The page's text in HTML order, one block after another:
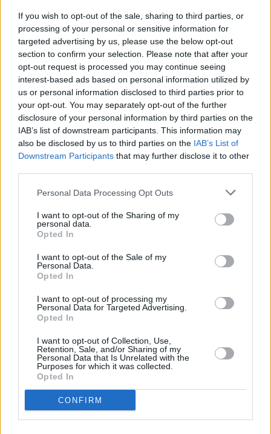
If you wish to opt-out of the sale, sharing to third parties, or
processing of your personal or sensitive information for
targeted advertising by us, please use the below opt-out
section to confirm your selection. Please note that after your
opt-out request is processed you may continue seeing
interest-based ads based on personal information utilized by
us or personal information disclosed to third parties prior to
your opt-out. You may separately opt-out of the further
disclosure of your personal information by third parties on the
IAB’s list of downstream participants. This information may
also be disclosed by us to third parties on the IAB’s List of
Downstream Participants that may further disclose it to other
Personal Data Processing Opt Outs
I want to opt-out of the Sharing of my
personal data.
Opted In
I want to opt-out of the Sale of my
Personal Data.
Opted In
I want to opt-out of processing my
Personal Data for Targeted Advertising.
Opted In
I want to opt-out of Collection, Use,
Retention, Sale, and/or Sharing of my
Personal Data that Is Unrelated with the
Purposes for which it was collected.
Opted In
CONFIRM
Περισσότερες ειδήσεις
«Έκρηξη» πληθωρισμού (5,4%) τον φετινό Απρίλιο
Αύξηση 14,3% στο έλλειμμα του εμπορικού ισοζυγίου τον
φετινό Φεβρουάριο
ΕΛΣΤΑΤ: Στα 42,56 δισ. ευρώ το εισόδημα των
νοικοκυριών το δ’ τρίμηνο του 2025 – Τι «ροκανίζει» την
#Βιομηχανία
#Βιομηχανική παραγωγή
#ΕΛΣΤΑΤ
ΔΙΑΒΑΣΤΕ ΕΠΙΣΗΣ
Motor Oil – Οικογένεια
Βαρδινογιάννη: «Ασπίδα»
πυροπροστασίας με